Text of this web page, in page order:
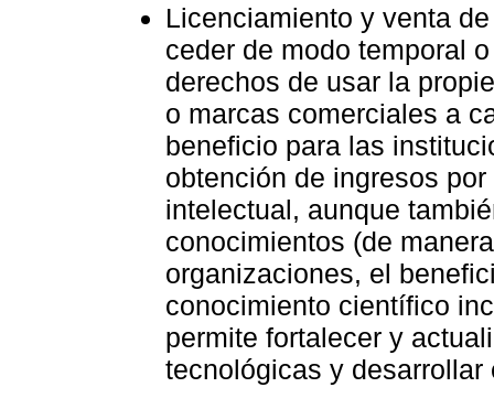
Licenciamiento y venta
ceder de modo temporal
derechos de usar la
o marcas comerciales a
beneficio para las
obtención de ingresos
intelectual, aunque
conocimientos (de
organizaciones, el
conocimiento científico
permite fortalecer y
tecnológicas y